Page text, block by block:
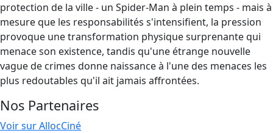
protection de la ville - un Spider-Man à plein temps - mais à
mesure que les responsabilités s'intensifient, la pression
provoque une transformation physique surprenante qui
menace son existence, tandis qu'une étrange nouvelle
vague de crimes donne naissance à l'une des menaces les
plus redoutables qu'il ait jamais affrontées.
Nos Partenaires
Voir sur AllocCiné